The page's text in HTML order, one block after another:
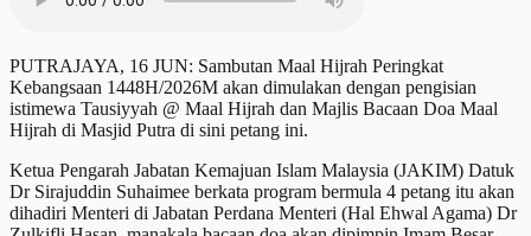
PUTRAJAYA, 16 JUN: Sambutan Maal Hijrah Peringkat
Kebangsaan 1448H/2026M akan dimulakan dengan pengisian
istimewa Tausiyyah @ Maal Hijrah dan Majlis Bacaan Doa Maal
Hijrah di Masjid Putra di sini petang ini.
Ketua Pengarah Jabatan Kemajuan Islam Malaysia (JAKIM) Datuk
Dr Sirajuddin Suhaimee berkata program bermula 4 petang itu akan
dihadiri Menteri di Jabatan Perdana Menteri (Hal Ehwal Agama) Dr